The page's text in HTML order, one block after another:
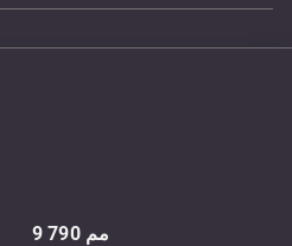
9 790 مم